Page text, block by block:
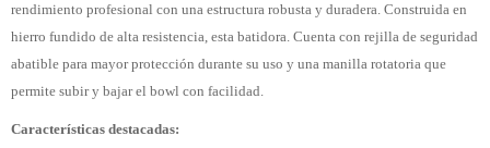
rendimiento profesional con una estructura robusta y duradera. Construida en
hierro fundido de alta resistencia, esta batidora. Cuenta con rejilla de seguridad
abatible para mayor protección durante su uso y una manilla rotatoria que
permite subir y bajar el bowl con facilidad.
Características destacadas: